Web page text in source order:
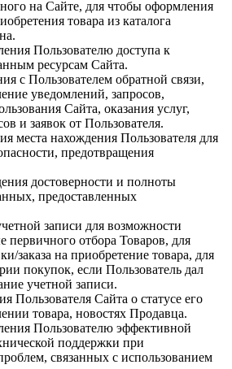
на Сайте, для чтобы оформления
товара из каталога
Пользователю доступа к
ресурсам Сайта.
с Пользователем обратной связи,
уведомлений, запросов,
Сайта, оказания услуг,
и заявок от Пользователя.
места нахождения Пользователя для
предотвращения
достоверности и полноты
предоставленных
записи для возможности
первичного отбора Товаров, для
заказа на приобретение товара, для
покупок, если Пользователь дал
учетной записи.
Пользователя Сайта о статусе его
товара, новостях Продавца.
Пользователю эффективной
поддержки при
связанных с использованием